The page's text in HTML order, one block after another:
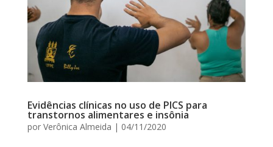
Evidências clínicas no uso de PICS para
transtornos alimentares e insônia
por Verônica Almeida | 04/11/2020